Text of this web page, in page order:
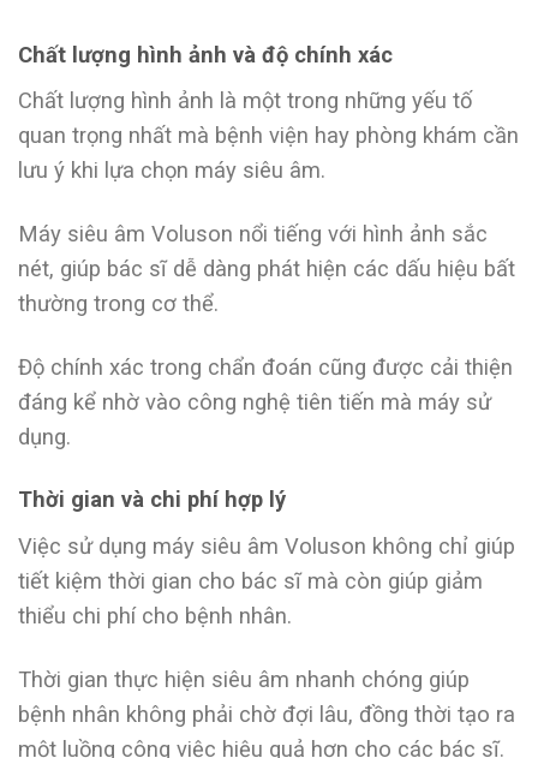
Chất lượng hình ảnh và độ chính xác
Chất lượng hình ảnh là một trong những yếu tố
quan trọng nhất mà bệnh viện hay phòng khám cần
lưu ý khi lựa chọn máy siêu âm.
Máy siêu âm Voluson nổi tiếng với hình ảnh sắc
nét, giúp bác sĩ dễ dàng phát hiện các dấu hiệu bất
thường trong cơ thể.
Độ chính xác trong chẩn đoán cũng được cải thiện
đáng kể nhờ vào công nghệ tiên tiến mà máy sử
dụng.
Thời gian và chi phí hợp lý
Việc sử dụng máy siêu âm Voluson không chỉ giúp
tiết kiệm thời gian cho bác sĩ mà còn giúp giảm
thiểu chi phí cho bệnh nhân.
Thời gian thực hiện siêu âm nhanh chóng giúp
bệnh nhân không phải chờ đợi lâu, đồng thời tạo ra
một luồng công việc hiệu quả hơn cho các bác sĩ.